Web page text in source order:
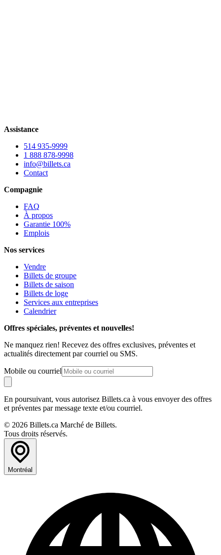
Assistance
514 935-9999
1 888 878-9998
info@billets.ca
Contact
Compagnie
FAQ
À propos
Garantie 100%
Emplois
Nos services
Vendre
Billets de groupe
Billets de saison
Billets de loge
Services aux entreprises
Calendrier
Offres spéciales, préventes et nouvelles!
Ne manquez rien! Recevez des offres exclusives, préventes et
actualités directement par courriel ou SMS.
Mobile ou courriel
En poursuivant, vous autorisez Billets.ca à vous envoyer des offres
et préventes par message texte et/ou courriel.
© 2026 Billets.ca Marché de Billets.
Tous droits réservés.
Montréal